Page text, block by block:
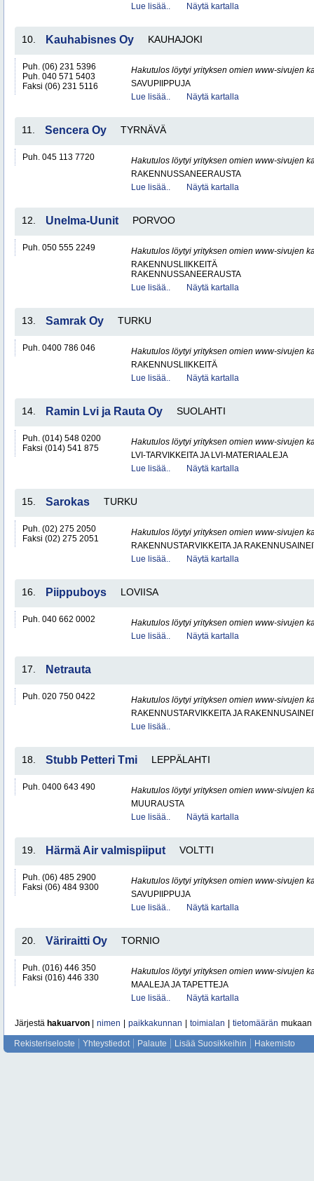
Lue lisää..
Näytä kartalla
10. Kauhabisnes Oy KAUHAJOKI
Puh. (06) 231 5396
Puh. 040 571 5403
Faksi (06) 231 5116
Hakutulos löytyi yrityksen omien www-sivujen
SAVUPIIPPUJA
Lue lisää..
Näytä kartalla
11. Sencera Oy TYRNÄVÄ
Puh. 045 113 7720
Hakutulos löytyi yrityksen omien www-sivujen
RAKENNUSSANEERAUSTA
Lue lisää..
Näytä kartalla
12. Unelma-Uunit PORVOO
Puh. 050 555 2249
Hakutulos löytyi yrityksen omien www-sivujen
RAKENNUSLIIKKEITÄ
RAKENNUSSANEERAUSTA
Lue lisää..
Näytä kartalla
13. Samrak Oy TURKU
Puh. 0400 786 046
Hakutulos löytyi yrityksen omien www-sivujen
RAKENNUSLIIKKEITÄ
Lue lisää..
Näytä kartalla
14. Ramin Lvi ja Rauta Oy SUOLAHTI
Puh. (014) 548 0200
Faksi (014) 541 875
Hakutulos löytyi yrityksen omien www-sivujen
LVI-TARVIKKEITA JA LVI-MATERIAALEJA
Lue lisää..
Näytä kartalla
15. Sarokas TURKU
Puh. (02) 275 2050
Faksi (02) 275 2051
Hakutulos löytyi yrityksen omien www-sivujen
RAKENNUSTARVIKKEITA JA
Lue lisää..
Näytä kartalla
16. Piippuboys LOVIISA
Puh. 040 662 0002
Hakutulos löytyi yrityksen omien www-sivujen
Lue lisää..
Näytä kartalla
17. Netrauta
Puh. 020 750 0422
Hakutulos löytyi yrityksen omien www-sivujen
RAKENNUSTARVIKKEITA JA
Lue lisää..
18. Stubb Petteri Tmi LEPPÄLAHTI
Puh. 0400 643 490
Hakutulos löytyi yrityksen omien www-sivujen
MUURAUSTA
Lue lisää..
Näytä kartalla
19. Härmä Air valmispiiput VOLTTI
Puh. (06) 485 2900
Faksi (06) 484 9300
Hakutulos löytyi yrityksen omien www-sivujen
SAVUPIIPPUJA
Lue lisää..
Näytä kartalla
20. Väriraitti Oy TORNIO
Puh. (016) 446 350
Faksi (016) 446 330
Hakutulos löytyi yrityksen omien www-sivujen
MAALEJA JA TAPETTEJA
Lue lisää..
Näytä kartalla
Järjestä hakuarvon nimen paikkakunnan toimialan tietomäärän mukaan
Rekisteriseloste Yhteystiedot Palaute Lisää Suosikkeihin Hakemisto